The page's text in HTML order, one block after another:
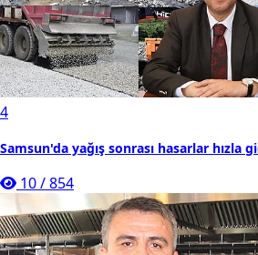
4
Samsun'da yağış sonrası hasarlar hızla
10/854